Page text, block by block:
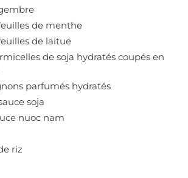
de menthe
de laitue
de soja hydratés coupés en
parfumés hydratés
soja
nuoc nam
riz